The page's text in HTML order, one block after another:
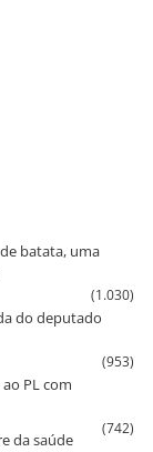
batata, uma
(1.030)
do deputado
(953)
PL com
(742)
da saúde